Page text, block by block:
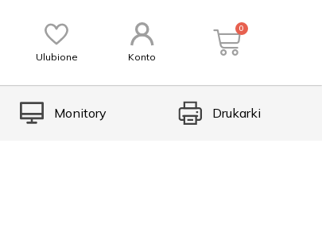
Ulubione Konto
0
Monitory Drukarki